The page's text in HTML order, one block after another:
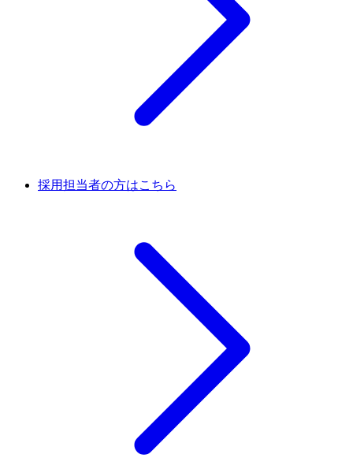
採用担当者の方はこちら